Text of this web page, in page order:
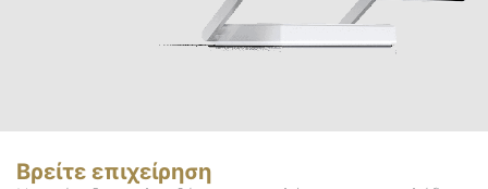
Βρείτε επιχείρηση